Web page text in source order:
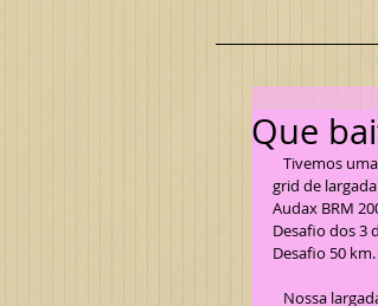
Que
grid de
Audax BRM
Desafio dos 3
Desafio 50 km.